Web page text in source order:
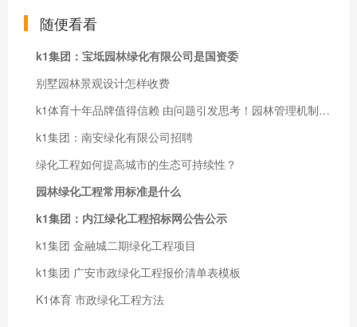
随便看看
k1集团：宝坻园林绿化有限公司是国资委
别墅园林景观设计怎样收费
k1体育十年品牌值得信赖 由问题引发思考！园林管理机制拟加强改进措施！
k1集团：南安绿化有限公司招聘
绿化工程如何提高城市的生态可持续性？
园林绿化工程常用标准是什么
k1集团：内江绿化工程招标网公告公示
k1集团 金融城二期绿化工程项目
k1集团 广安市政绿化工程报价清单表模板
K1体育 市政绿化工程方法